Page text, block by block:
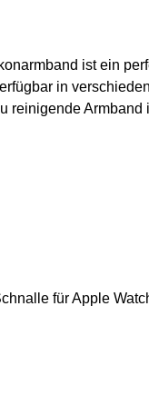
ist ein
in
reinigende